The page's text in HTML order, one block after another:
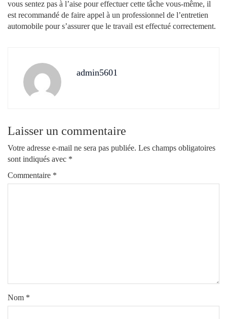
vous sentez pas à l’aise pour effectuer cette tâche vous-même, il
est recommandé de faire appel à un professionnel de l’entretien
automobile pour s’assurer que le travail est effectué correctement.
admin5601
Laisser un commentaire
Votre adresse e-mail ne sera pas publiée. Les champs obligatoires
sont indiqués avec *
Commentaire *
Nom *